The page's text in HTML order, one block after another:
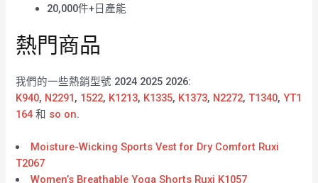
20,000件+日產能
熱門商品
我們的一些熱銷型號 2024 2025 2026:
K940, N2291, 1522, K1213, K1335, K1373, N2272,T1340,YT1
164 和 so on.
Moisture-Wicking Sports Vest for Dry Comfort Ruxi
T2067
Women’s Breathable Yoga Shorts Ruxi K1057